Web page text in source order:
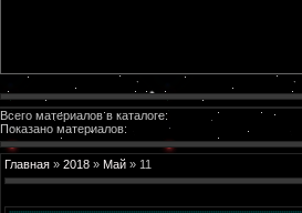
Всего материалов в каталоге:
Показано материалов:
Главная » 2018 » Май » 11